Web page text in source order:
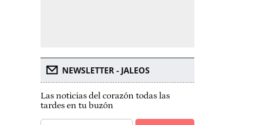
NEWSLETTER - JALEOS
Las noticias del corazón todas las
tardes en tu buzón